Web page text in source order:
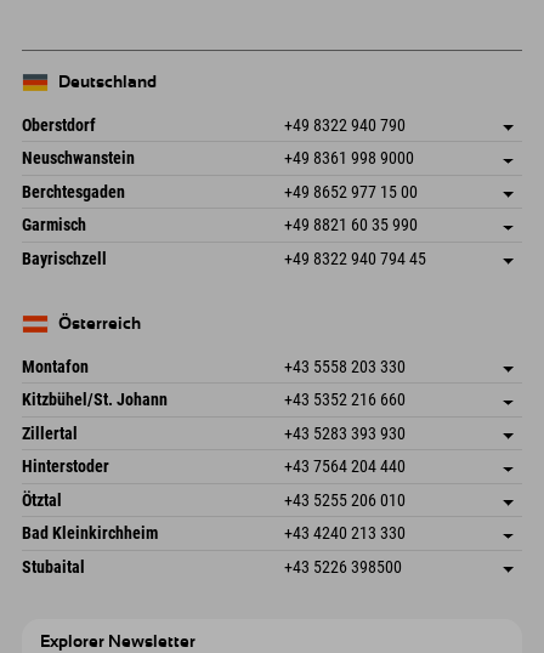
Deutschland
Oberstdorf +49 8322 940 790
An der Breitach 3
Deutschland
Adresse speichern
Buchen
Neuschwanstein +49 8361 998 9000
An der Riese 45
87484 Nesselwang im Allgäu
Deutschland
Adresse speichern
Anreiseinfos
Buchen
Berchtesgaden +49 8652 977 15 00
Hofreitstr. 7
Deutschland
Adresse speichern
Buchen
Garmisch +49 8821 60 35 990
Frickenstraße 22
82490 Farchant
Adresse speichern
Anreiseinfos
Bayrischzell +49 8322 940 794 45
Deutschland
Österreich
Montafon +43 5558 203 330
Dorfstr. 127b
6793 Gaschurn/Montafon
Österreich
Adresse speichern
Buchen
Kitzbühel/St. Johann +43 5352 216 660
Speckbacherstraße 87
6380 St. Johann in Tirol
Österreich
Adresse speichern
Anreiseinfos
Buchen
Zillertal +43 5283 393 930
Schmiedau 2
Österreich
Adresse speichern
Buchen
Hinterstoder +43 7564 204 440
Freizeitpark 10
4573 Hinterstoder
Österreich
Adresse speichern
Anreiseinfos
Buchen
Ötztal +43 5255 206 010
Gscheat 14
Österreich
Adresse speichern
Buchen
Bad Kleinkirchheim +43 4240 213 330
Dorfstraße 24
9546 Bad Kleinkirchheim
Adresse speichern
Anreiseinfos
Stubaital +43 5226 398500
Explorer Newsletter